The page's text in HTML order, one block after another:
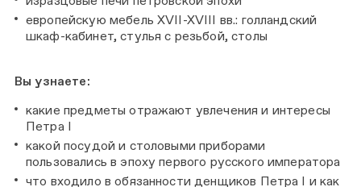
европейскую мебель XVII-XVIII вв.: голландский
шкаф-кабинет, стулья с резьбой, столы
Вы узнаете:
какие предметы отражают увлечения и интересы
Петра I
какой посудой и столовыми приборами
пользовались в эпоху первого русского императора
что входило в обязанности денщиков Петра I и как